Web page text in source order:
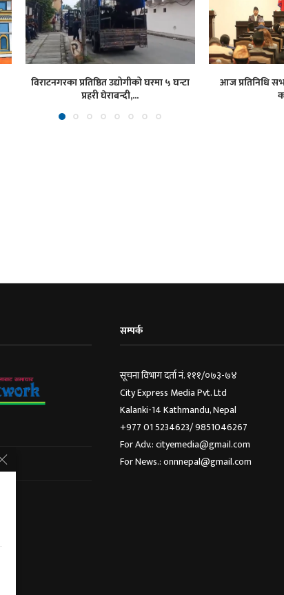
विराटनगरका प्रतिष्ठित उद्योगीको घरमा ५ घन्टा
प्रहरी घेराबन्दी,...
आज प्रतिनिधि
सम्पर्क
सूचना विभाग दर्ता नं. १११/०७३-७४
City Express Media Pvt. Ltd
Kalanki-14 Kathmandu, Nepal
+977 01 5234623/ 9851046267
For Adv.: cityemedia@gmail.com
For News.: onnnepal@gmail.com